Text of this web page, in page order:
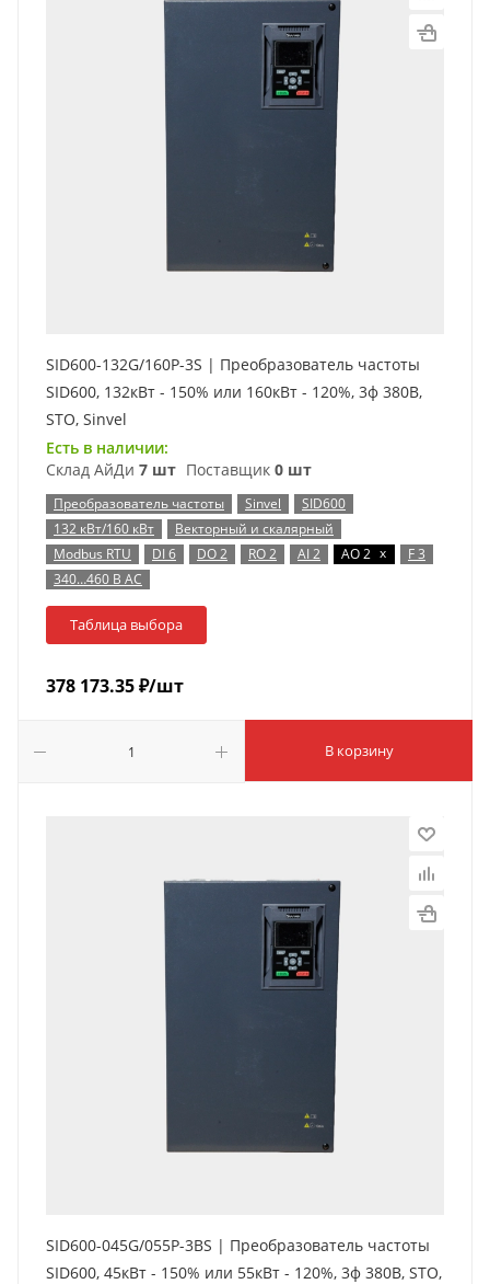
SID600-132G/160P-3S | Преобразователь частоты
SID600, 132кВт - 150% или 160кВт - 120%, 3ф 380В,
STO, Sinvel
Есть в наличии:
Склад АйДи 7 шт Поставщик 0 шт
Преобразователь частоты Sinvel
SID600
132 кВт/160 кВт
Векторный и скалярный
Modbus RTU
DI 6 DO 2 RO 2 AI 2 AO 2 x
F 3
340…460 В AC
Таблица выбора
378 173.35₽/шт
В корзину
SID600-045G/055P-3BS | Преобразователь частоты
SID600, 45кВт - 150% или 55кВт - 120%, 3ф 380В, STO,